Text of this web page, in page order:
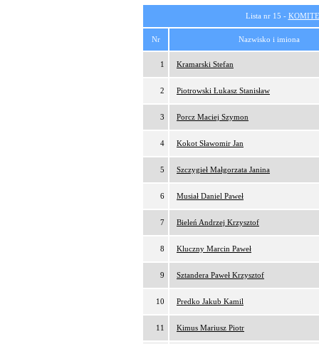
Lista nr 15 -
Nr Nazwisko i imiona
1 Kramarski Stefan
2 Piotrowski Łukasz Stanisław
3 Porcz Maciej Szymon
4 Kokot Sławomir Jan
5 Szczygieł Małgorzata Janina
6 Musiał Daniel Paweł
7 Bieleń Andrzej Krzysztof
8 Kluczny Marcin Paweł
9 Sztandera Paweł Krzysztof
10 Predko Jakub Kamil
11 Kimus Mariusz Piotr